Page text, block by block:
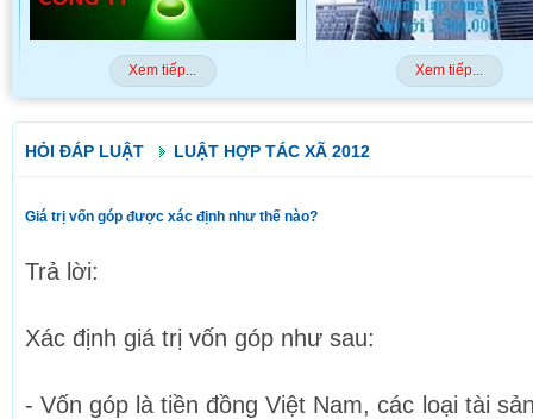
Xem tiếp... Xem tiếp...
HỎI ĐÁP LUẬT LUẬT HỢP TÁC XÃ 2012
Giá trị vốn góp được xác định như thế nào?
Trả lời:
Xác định giá trị vốn góp như sau:
- Vốn góp là tiền đồng Việt Nam, các loại tài